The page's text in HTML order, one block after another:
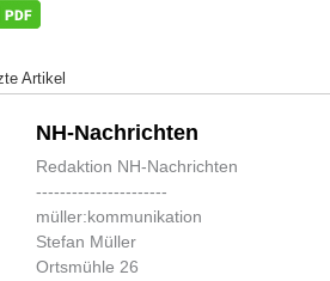
Artikel
NH-Nachrichten
Redaktion NH-Nachrichten
----------------------
müller:kommunikation
Stefan Müller
Ortsmühle 26